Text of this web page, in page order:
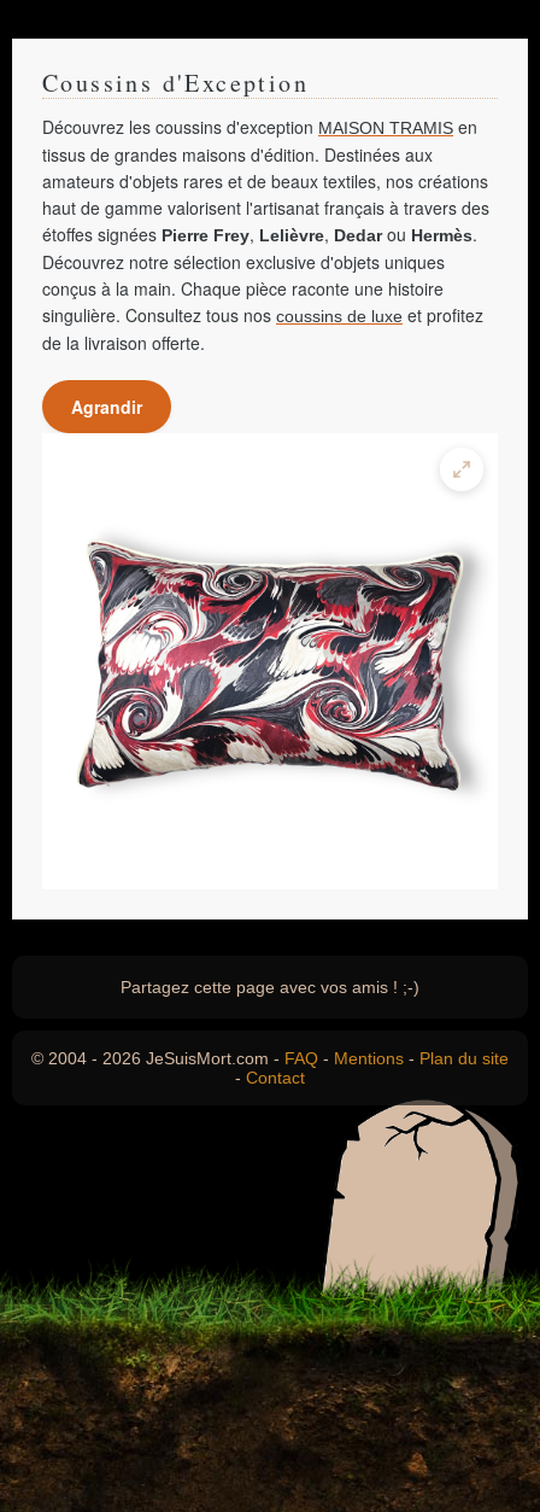
Coussins d'Exception
Découvrez les coussins d'exception MAISON TRAMIS en
tissus de grandes maisons d'édition. Destinées aux
amateurs d'objets rares et de beaux textiles, nos créations
haut de gamme valorisent l'artisanat français à travers des
étoffes signées Pierre Frey, Lelièvre, Dedarou Hermès.
Découvrez notre sélection exclusive d'objets uniques
conçus à la main. Chaque pièce raconte une histoire
singulière. Consultez tous nos coussins de luxe et profitez
de la livraison offerte.
Agrandir
Partagez cette page avec vos amis ! ;-)
© 2004 - 2026 JeSuisMort.com - FAQ - Mentions - Plan du site
- Contact